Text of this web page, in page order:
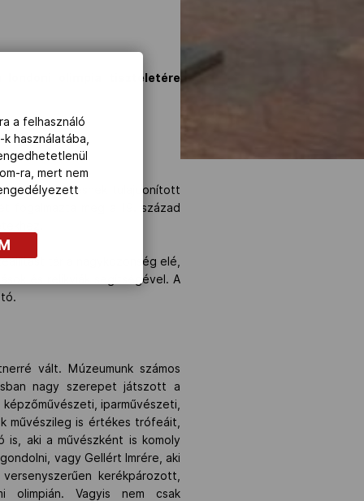
londoni olimpia tiszteletére
szerzetesnek tulajdonított
fogalmazta meg a 19. század
tár a nagyközönség elé,
és relikviák segítségével. A
vált. Múzeumunk számos
nagy szerepet játszott a
iparművészeti,
művészileg is értékes trófeáit,
is, aki a művészként is komoly
vagy Gellért Imrére, aki
kerékpározott,
olimpián. Vagyis nem csak
a felhasználó
használatába,
ra, mert nem